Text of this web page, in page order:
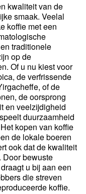
kwaliteit van de
smaak. Veelal
koffie met een
traditionele
op de
Of u nu kiest voor
de verfrissende
of de
de oorsprong
en veelzijdigheid
duurzaamheid
kopen van koffie
de lokale boeren
ook dat de kwaliteit
Door bewuste
u bij aan een
die streven
koffie.